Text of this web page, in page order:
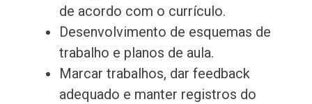
de acordo com o currículo.
Desenvolvimento de esquemas de
trabalho e planos de aula.
Marcar trabalhos, dar feedback
adequado e manter registros do